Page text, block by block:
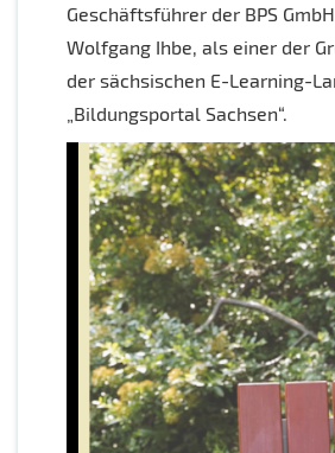
Geschäftsführer der BPS
Wolfgang Ihbe, als einer der
der sächsischen E-Learning-
„Bildungsportal Sachsen“.